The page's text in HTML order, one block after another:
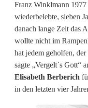
:
Ä
l
t
e
Franz Winklmann
wiederbelebte, sieben
danach lange Zeit das
wollte nicht im
hat jedem geholfen,
sagte „Vergelt`s Gott“
Elisabeth Berberich
in den letzten vier